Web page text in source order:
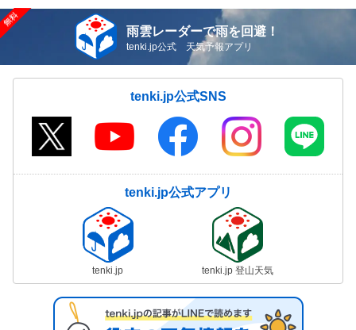
雨雲レーダーで雨を回避！
tenki.jp公式 天気予報アプリ
tenki.jp公式SNS
tenki.jp公式アプリ
tenki.jp tenki.jp 登山天気